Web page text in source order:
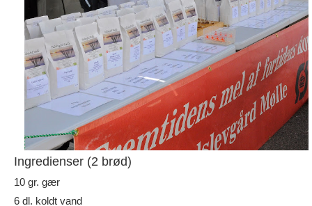
Ingredienser (2 brød)
10 gr. gær
6 dl. koldt vand